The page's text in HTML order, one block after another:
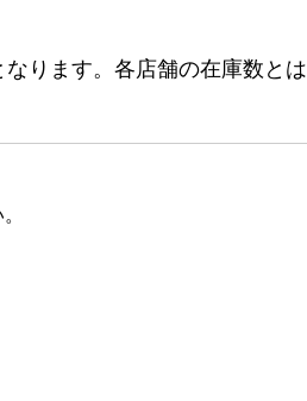
ります。各店舗の在庫数とは